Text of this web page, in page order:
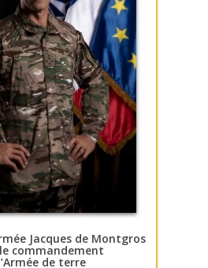
Jacques de Montgros
commandement
de terre